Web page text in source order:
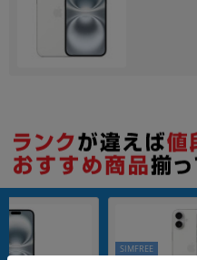
SIMFREE